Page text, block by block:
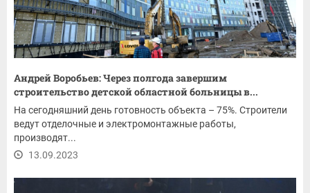
Андрей Воробьев: Через полгода завершим
строительство детской областной больницы в...
На сегодняшний день готовность объекта – 75%. Строители
ведут отделочные и электромонтажные работы,
производят...
13.09.2023